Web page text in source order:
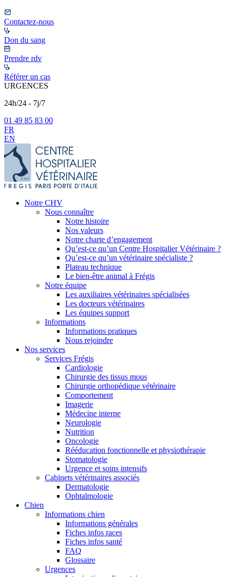
Contactez-nous
Don du sang
Prendre rdv
Référer un cas
URGENCES
24h/24 - 7j/7
01 49 85 83 00
FR
EN
Notre CHV
Nous connaître
Notre histoire
Nos valeurs
Notre charte d’engagement
Qu’est-ce qu’un Centre Hospitalier Vétérinaire ?
Qu’est-ce qu’un vétérinaire spécialiste ?
Plateau technique
Le bien-être animal à Frégis
Notre équipe
Les auxiliaires vétérinaires spécialisées
Les docteurs vétérinaires
Les équipes support
Informations
Informations pratiques
Nous rejoindre
Nos services
Services Frégis
Cardiologie
Chirurgie des tissus mous
Chirurgie orthopédique vétérinaire
Comportement
Imagerie
Médecine interne
Neurologie
Nutrition
Oncologie
Rééducation fonctionnelle et physiothérapie
Stomatologie
Urgence et soins intensifs
Cabinets vétérinaires associés
Dermatologie
Ophtalmologie
Chien
Informations chien
Informations générales
Fiches infos races
Fiches infos santé
FAQ
Glossaire
Urgences